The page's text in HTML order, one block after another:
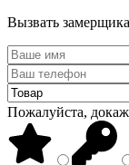
Вызвать замерщика
Пожалуйста,